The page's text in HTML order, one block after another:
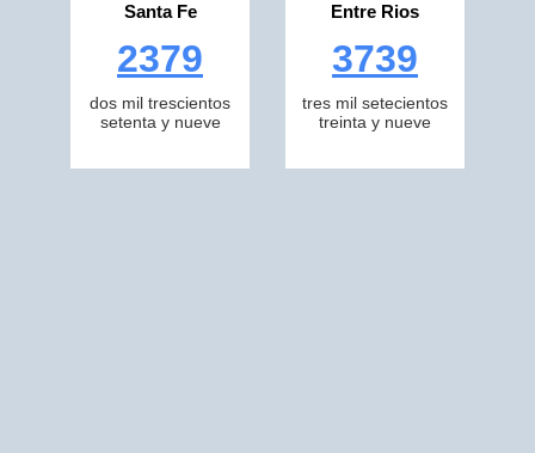
Santa Fe
2379
dos mil trescientos
setenta y nueve
Entre Rios
3739
tres mil setecientos
treinta y nueve